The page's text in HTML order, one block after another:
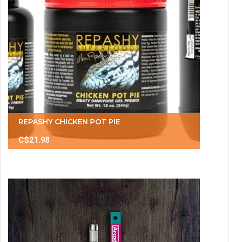
REPASHY CHICKEN POT PIE
C$21.98